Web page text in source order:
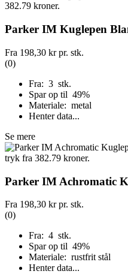
Parker IM Kuglepen
Fra 198,30 krpr. stk.
(0)
Fra: 3 stk.
Spar op til 49%
Materiale: metal
Henter data...
Se mere
Parker IM Achromatic
Fra 198,30 krpr. stk.
(0)
Fra: 4 stk.
Spar op til 49%
Materiale: rustfrit stål
Henter data...